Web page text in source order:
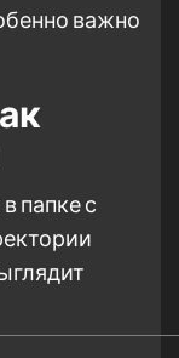
важно
папке с